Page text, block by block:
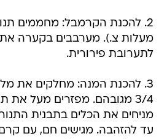
מעלות צ.). מערבבים בקערה את
לתערובת פירורית.
3. להכנת המנה: מחלקים את
3/4 מגובהם. מפזרים מעל
עד להזהבה. מגישים חם, עם